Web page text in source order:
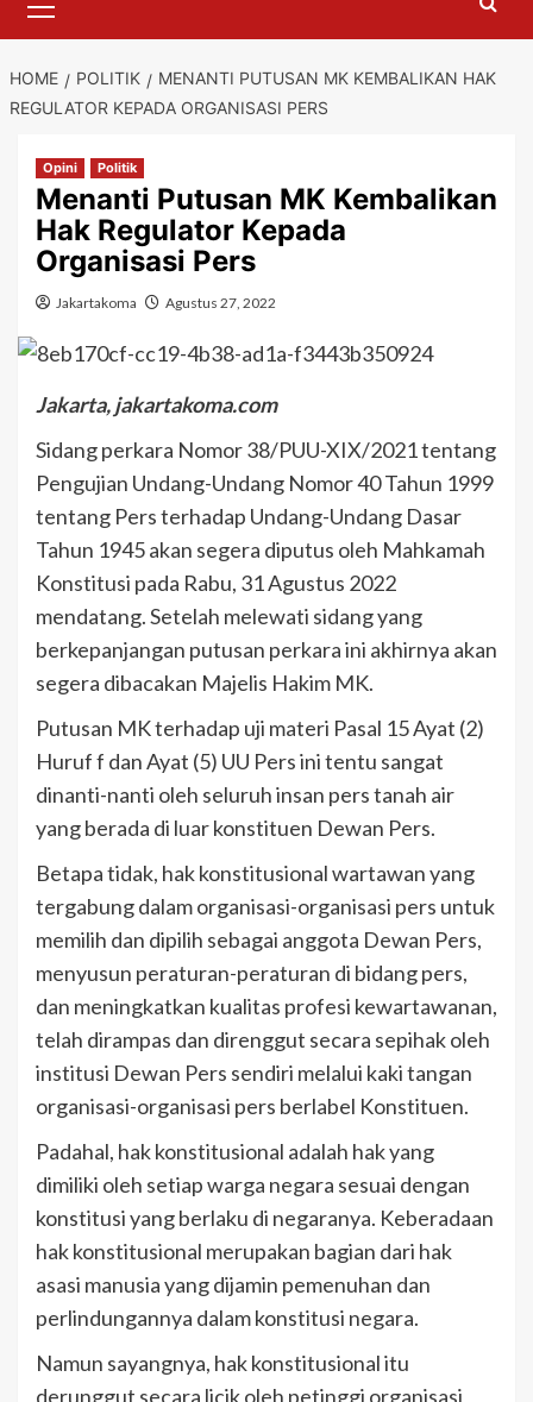
Menu
HOME POLITIK
MENANTI PUTUSAN MK KEMBALIKAN HAK
REGULATOR KEPADA ORGANISASI PERS
Opini Politik
Menanti Putusan MK Kembalikan
Hak Regulator Kepada
Organisasi Pers
Jakartakoma Agustus 27, 2022
Jakarta, jakartakoma.com
Sidang perkara Nomor 38/PUU-XIX/2021 tentang
Pengujian Undang-Undang Nomor 40 Tahun 1999
tentang Pers terhadap Undang-Undang Dasar
Tahun 1945 akan segera diputus oleh Mahkamah
Konstitusi pada Rabu, 31 Agustus 2022
mendatang. Setelah melewati sidang yang
berkepanjangan putusan perkara ini akhirnya akan
segera dibacakan Majelis Hakim MK.
Putusan MK terhadap uji materi Pasal 15 Ayat (2)
Huruf f dan Ayat (5) UU Pers ini tentu sangat
dinanti-nanti oleh seluruh insan pers tanah air
yang berada di luar konstituen Dewan Pers.
Betapa tidak, hak konstitusional wartawan yang
tergabung dalam organisasi-organisasi pers untuk
memilih dan dipilih sebagai anggota Dewan Pers,
menyusun peraturan-peraturan di bidang pers,
dan meningkatkan kualitas profesi kewartawanan,
telah dirampas dan direnggut secara sepihak oleh
institusi Dewan Pers sendiri melalui kaki tangan
organisasi-organisasi pers berlabel Konstituen.
Padahal, hak konstitusional adalah hak yang
dimiliki oleh setiap warga negara sesuai dengan
konstitusi yang berlaku di negaranya. Keberadaan
hak konstitusional merupakan bagian dari hak
asasi manusia yang dijamin pemenuhan dan
perlindungannya dalam konstitusi negara.
Namun sayangnya, hak konstitusional itu
derunggut secara licik oleh petinggi organisasi